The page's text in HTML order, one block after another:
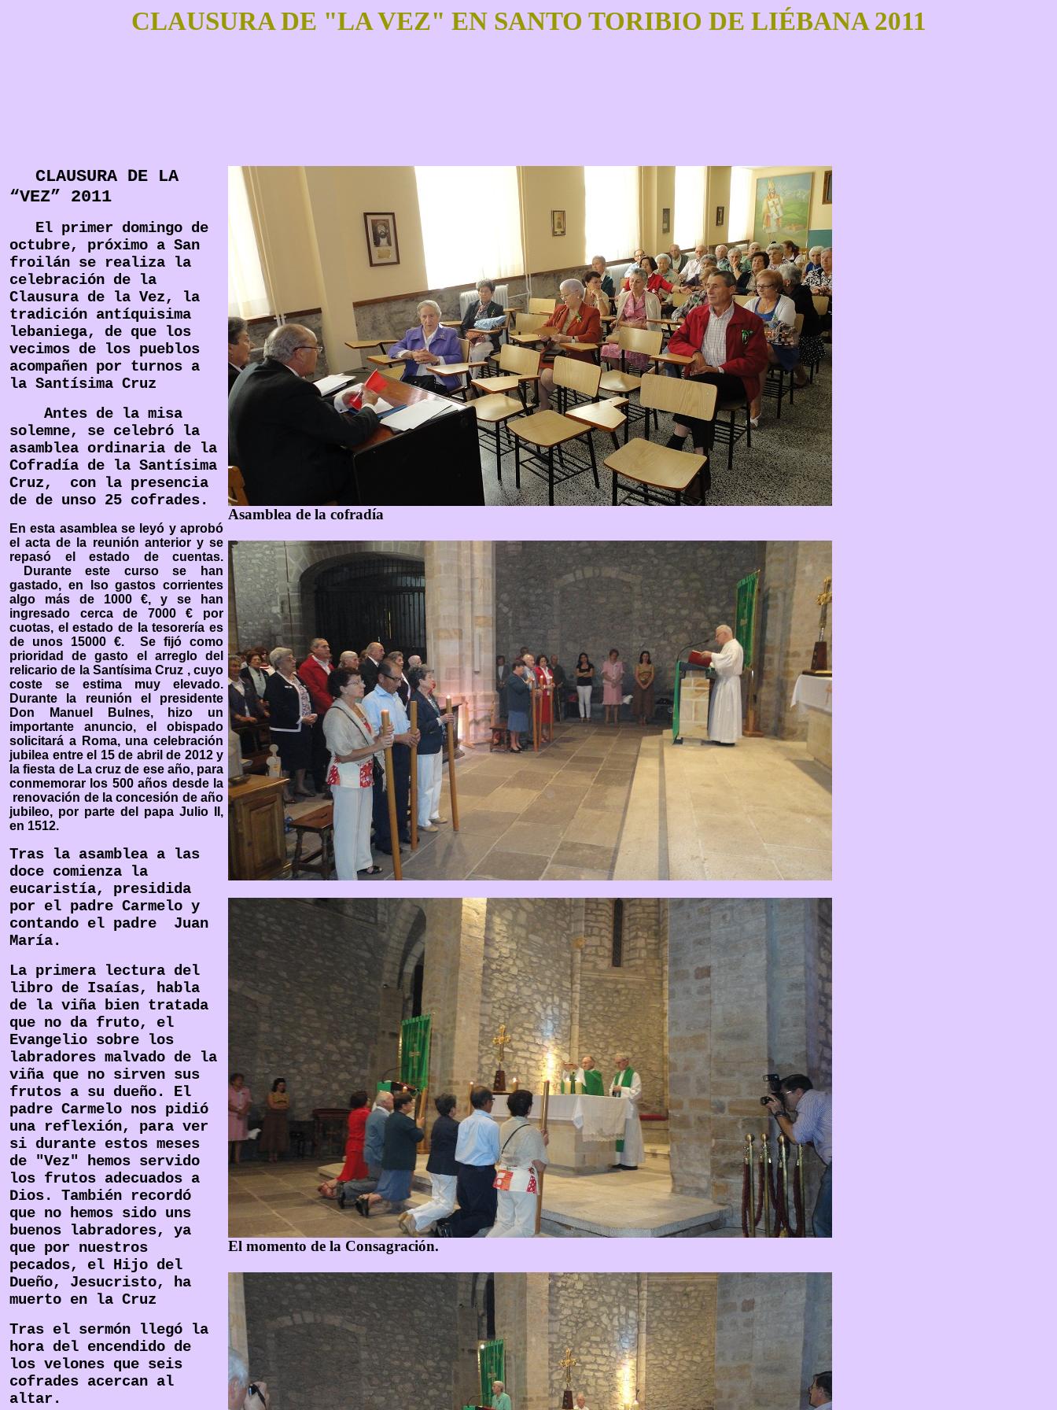
CLAUSURA DE "LA VEZ" EN SANTO TORIBIO DE LIÉBANA 2011
CLAUSURA DE LA
“VEZ” 2011
El primer domingo de
octubre, próximo a San
froilán se realiza la
celebración de la
Clausura de la Vez, la
tradición antíquisima
lebaniega, de que los
vecimos de los pueblos
acompañen por turnos a
la Santísima Cruz
Antes de la misa
solemne, se celebró la
asamblea ordinaria de la
Cofradía de la Santísima
Cruz, con la presencia
de de unso 25 cofrades.
En esta asamblea se leyó y aprobó
el acta de la reunión anterior y se
repasó el estado de cuentas.
Durante este curso se han
gastado, en lso gastos corrientes
algo más de 1000 €, y se han
ingresado cerca de 7000 € por
cuotas, el estado de la tesorería es
de unos 15000 €. Se fijó como
prioridad de gasto el arreglo del
relicario de la Santísima Cruz , cuyo
coste se estima muy elevado.
Durante la reunión el presidente
Don Manuel Bulnes, hizo un
importante anuncio, el obispado
solicitará a Roma, una celebración
jubilea entre el 15 de abril de 2012 y
la fiesta de La cruz de ese año, para
conmemorar los 500 años desde la
renovación de la concesión de año
jubileo, por parte del papa Julio II,
en 1512.
Tras la asamblea a las
doce comienza la
eucaristía, presidida
por el padre Carmelo y
contando el padre Juan
María.
La primera lectura del
libro de Isaías, habla
de la viña bien tratada
que no da fruto, el
Evangelio sobre los
labradores malvado de la
viña que no sirven sus
frutos a su dueño. El
padre Carmelo nos pidió
una reflexión, para ver
si durante estos meses
de "Vez" hemos servido
los frutos adecuados a
Dios. También recordó
que no hemos sido uns
buenos labradores, ya
que por nuestros
pecados, el Hijo del
Dueño, Jesucristo, ha
muerto en la Cruz
Tras el sermón llegó la
hora del encendido de
los velones que seis
cofrades acercan al
altar.
Asamblea de la cofradía
El momento de la Consagración.